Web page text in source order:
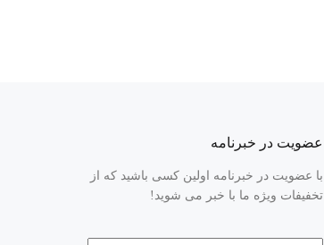
عضویت در خبرنامه
با عضویت در خبرنامه اولین کسی باشید که از
تخفیفات ویژه ما با خبر می شوید!
ایمیل